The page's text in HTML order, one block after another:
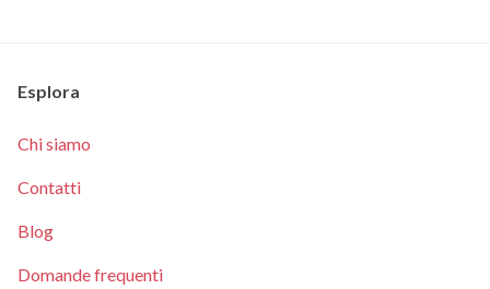
Esplora
Chi siamo
Contatti
Blog
Domande frequenti